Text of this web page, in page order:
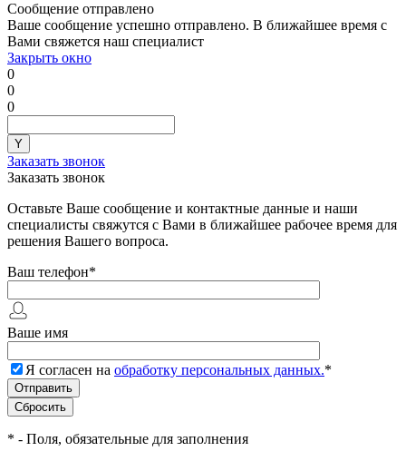
Сообщение отправлено
Ваше сообщение успешно отправлено. В ближайшее время с
Вами свяжется наш специалист
Закрыть окно
0
0
0
Заказать звонок
Заказать звонок
Оставьте Ваше сообщение и контактные данные и наши
специалисты свяжутся с Вами в ближайшее рабочее время для
решения Вашего вопроса.
Ваш телефон*
Ваше имя
Я согласен на обработку персональных данных.*
* - Поля, обязательные для заполнения